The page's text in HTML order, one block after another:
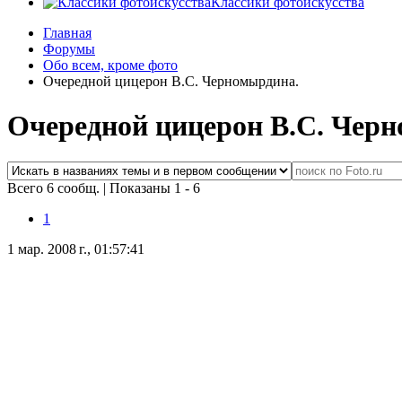
Главная
Форумы
Обо всем, кроме фото
Очередной цицерон В.С. Черномырдина.
Очередной цицерон В.С.
Всего 6 сообщ. | Показаны 1 - 6
1
1 мар. 2008 г., 01:57:41